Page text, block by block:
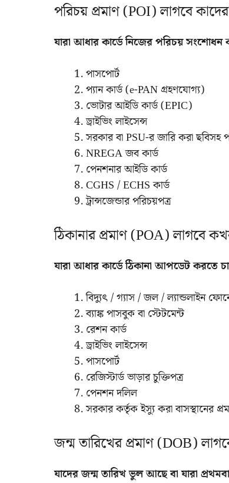
পরিচয় প্রমাণ (POI) লাগবে
যারা আধার কার্ডে নিজের পরিচয়
পাসপোর্ট
প্যান কার্ড (e-PAN গ্রহণযোগ্য)
ভোটার আইডি কার্ড (EPIC)
ড্রাইভিং লাইসেন্স
সরকার বা PSU-র জারি করা ছবিসহ
NREGA জব কার্ড
পেনশনার আইডি কার্ড
CGHS / ECHS কার্ড
ট্রান্সজেন্ডার পরিচয়পত্র
ঠিকানার প্রমাণ (POA) লাগবে
যারা আধার কার্ডে ঠিকানা আপডেট
বিদ্যুৎ / গ্যাস / জল / ল্যান্ডলাইন
ব্যাঙ্ক পাসবুক বা স্টেটমেন্ট
রেশন কার্ড
ড্রাইভিং লাইসেন্স
পাসপোর্ট
রেজিস্টার্ড ভাড়ার চুক্তিপত্র
পেনশন দলিল
সরকার কর্তৃক ইস্যু করা বাসস্থানের
জন্ম তারিখের প্রমাণ (DOB)
যাদের জন্ম তারিখ ভুল আছে বা যারা